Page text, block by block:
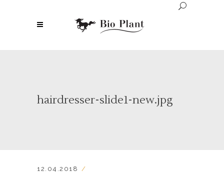
hairdresser-slide1-new.jpg
12.04.2018